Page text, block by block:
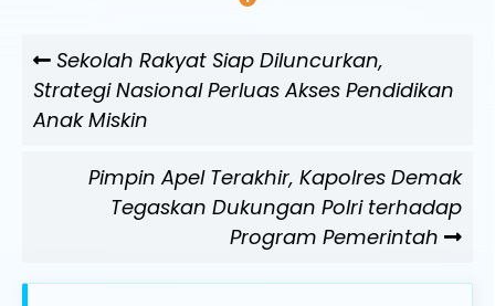
pos
Previous
Post
Sekolah Rakyat Siap Diluncurkan,
Strategi Nasional Perluas Akses Pendidikan
Anak Miskin
Pimpin Apel Terakhir, Kapolres Demak
Tegaskan Dukungan Polri terhadap
Program Pemerintah